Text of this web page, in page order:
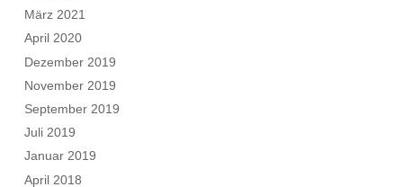
März 2021
April 2020
Dezember 2019
November 2019
September 2019
Juli 2019
Januar 2019
April 2018